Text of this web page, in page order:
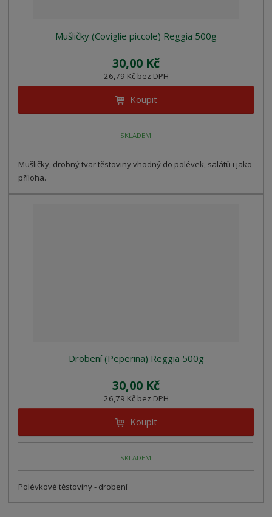
Mušličky (Coviglie piccole) Reggia 500g
30,00 Kč
26,79 Kč bez DPH
Koupit
SKLADEM
Mušličky, drobný tvar těstoviny vhodný do polévek, salátů i jako
příloha.
Drobení (Peperina) Reggia 500g
30,00 Kč
26,79 Kč bez DPH
Koupit
SKLADEM
Polévkové těstoviny - drobení